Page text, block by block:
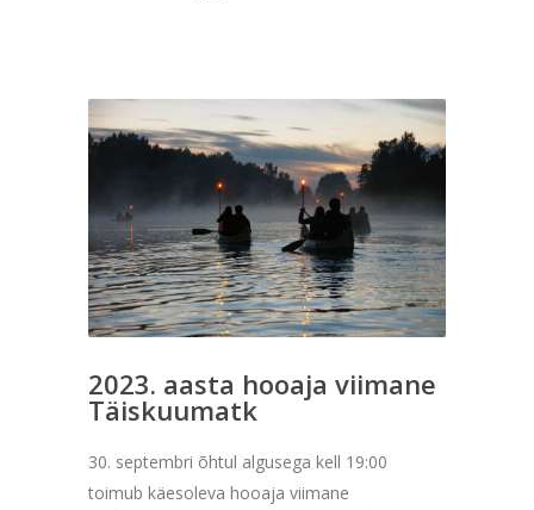
2023. aasta hooaja viimane
Täiskuumatk
30. septembri õhtul algusega kell 19:00
toimub käesoleva hooaja viimane